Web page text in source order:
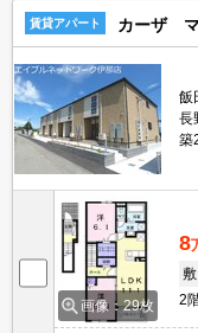
賃貸アパート カーザ
飯
長
築
画像：29枚
8
敷
2